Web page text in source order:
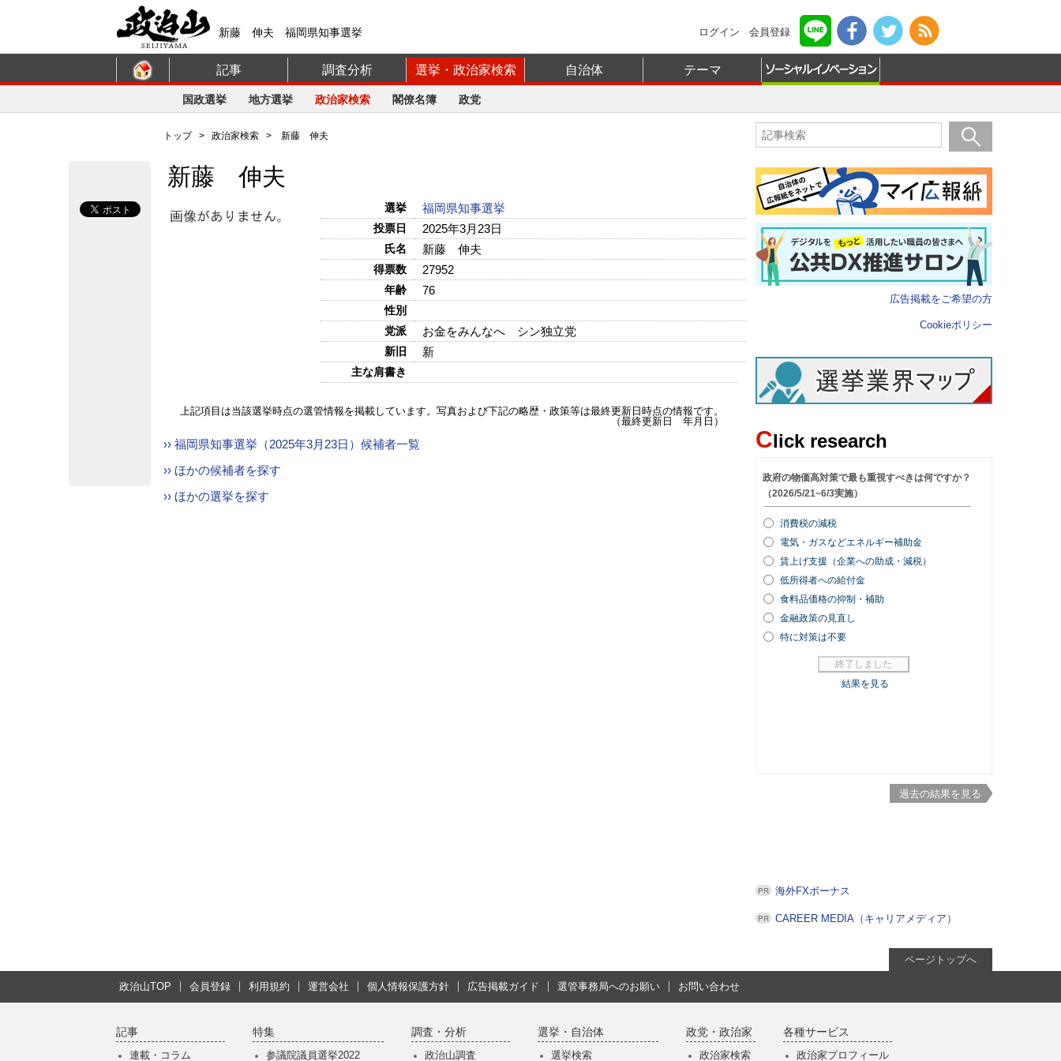
新藤 伸夫 福岡県知事選挙 ログイン 会員登録
記事 調査分析 選挙・政治家検索 自治体 テーマ
国政選挙 地方選挙 政治家検索 閣僚名簿 政党
トップ> 政治家検索 > 新藤 伸夫
新藤 伸夫
選挙 福岡県知事選挙
投票日 2025年3月23日
氏名 新藤 伸夫
得票数 27952
年齢 76
性別
党派
お金をみんなへ シン独立党
新旧 新
主な肩書き
上記項目は当該選挙時点の選管情報を掲載しています。写真および下記の略歴・政策等は最終更新日時点の情報です。
（最終更新日 年月日）
›› 福岡県知事選挙（2025年3月23日）候補者一覧
›› ほかの候補者を探す
›› ほかの選挙を探す
広告掲載をご希望の方
Cookieポリシー
Click research
過去の結果を見る
海外FXボーナス
CAREER MEDIA（キャリアメディア）
ページトップへ
政治山TOP 会員登録 利用規約 運営会社 個人情報保護方針 広告掲載ガイド 選管事務局へのお願い お問い合わせ
記事
連載・コラム
特集
参議院議員選挙2022
調査・分析
政治山調査
選挙・自治体
選挙検索
政党・政治家
政治家検索
各種サービス
政治家プロフィール